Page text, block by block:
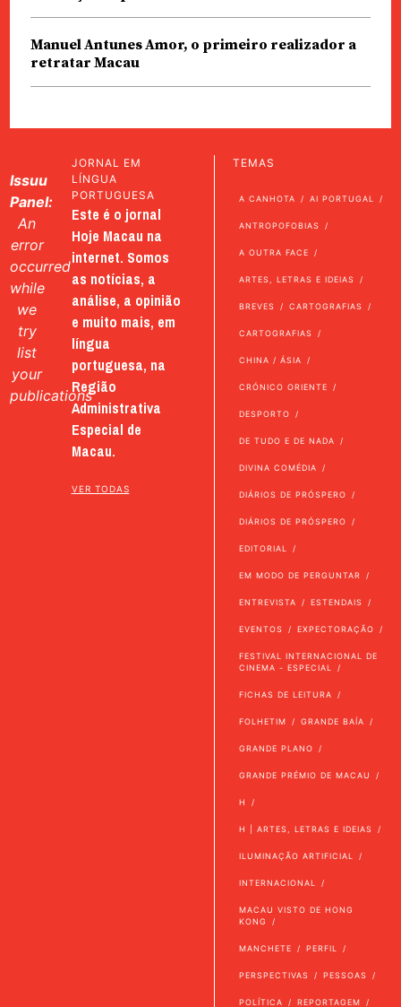
Manuel Antunes Amor, o primeiro realizador a
retratar Macau
Issuu
Panel:
An
error
occurred
while
we
try
list
your
publications
JORNAL EM
LÍNGUA
PORTUGUESA
Este é o jornal
Hoje Macau na
internet. Somos
as notícias, a
análise, a opinião
e muito mais, em
língua
portuguesa, na
Região
Administrativa
Especial de
Macau.
VER TODAS
TEMAS
A CANHOTA AI PORTUGAL
ANTROPOFOBIAS
A OUTRA FACE
ARTES, LETRAS E IDEIAS
BREVES CARTOGRAFIAS
CARTOGRAFIAS
CHINA / ÁSIA
CRÓNICO ORIENTE
DESPORTO
DE TUDO E DE NADA
DIVINA COMÉDIA
DIÁRIOS DE PRÓSPERO
DIÁRIOS DE PRÓSPERO
EDITORIAL
EM MODO DE PERGUNTAR
ENTREVISTA ESTENDAIS
EVENTOS EXPECTORAÇÃO
FESTIVAL INTERNACIONAL DE
CINEMA - ESPECIAL
FICHAS DE LEITURA
FOLHETIM GRANDE BAÍA
GRANDE PLANO
GRANDE PRÉMIO DE MACAU
H
H | ARTES, LETRAS E IDEIAS
ILUMINAÇÃO ARTIFICIAL
INTERNACIONAL
MACAU VISTO DE HONG
KONG
MANCHETE PERFIL
PERSPECTIVAS PESSOAS
POLÍTICA REPORTAGEM